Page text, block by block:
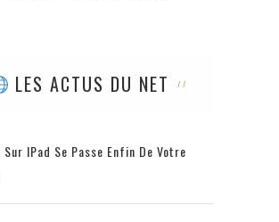
LES ACTUS DU NET
IPad Se Passe Enfin De Votre